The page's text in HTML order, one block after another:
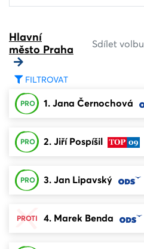
Hlavní
město Praha
Sdílet volbu
FILTROVAT
PRO 1. Jana Černochová
PRO 2. Jiří Pospíšil
PRO 3. Jan Lipavský
PROTI 4. Marek Benda